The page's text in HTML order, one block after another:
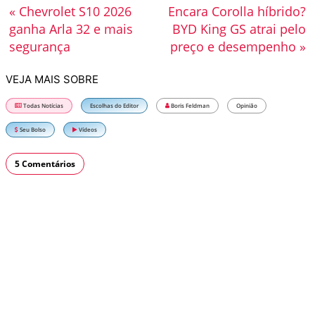
Encara Corolla híbrido?
BYD King GS atrai pelo
preço e desempenho »
« Chevrolet S10 2026
ganha Arla 32 e mais
segurança
VEJA MAIS SOBRE
Todas Notícias Escolhas do Editor Boris Feldman Opinião
Seu Bolso Vídeos
5 Comentários